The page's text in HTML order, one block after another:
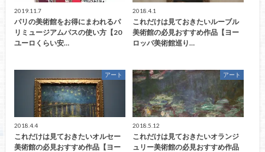
2019.11.7
パリの美術館をお得にまわれるパ
リミュージアムパスの使い方【20
ユーロくらい安…
2018.4.1
これだけは見ておきたいルーブル
美術館の必見おすすめ作品【ヨー
ロッパ美術館巡り…
アート
2018.4.4
これだけは見ておきたいオルセー
美術館の必見おすすめ作品【ヨー
アート
2018.5.12
これだけは見ておきたいオランジ
ュリー美術館の必見おすすめ作品